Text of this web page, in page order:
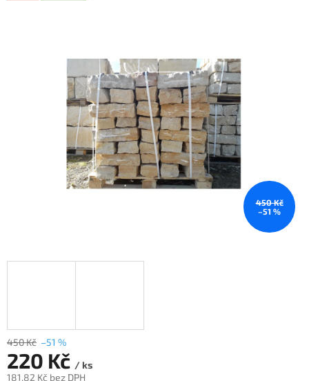
z
5
hvězdiček.
450 Kč
–51 %
450 Kč –51 %
220 Kč / ks
181,82 Kč bez DPH